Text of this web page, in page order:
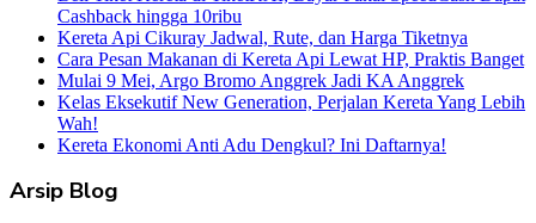
Cashback hingga 10ribu
Kereta Api Cikuray Jadwal, Rute, dan Harga Tiketnya
Cara Pesan Makanan di Kereta Api Lewat HP, Praktis Banget
Mulai 9 Mei, Argo Bromo Anggrek Jadi KA Anggrek
Kelas Eksekutif New Generation, Perjalan Kereta Yang Lebih
Wah!
Kereta Ekonomi Anti Adu Dengkul? Ini Daftarnya!
Arsip Blog